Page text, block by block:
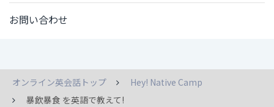
お問い合わせ
オンライン英会話トップ
Hey! Native Camp
暴飲暴食 を英語で教えて!